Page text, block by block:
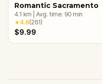
Romantic Sacramento
4.1 km Avg. time: 90 min
★4.6(261)
$9.99